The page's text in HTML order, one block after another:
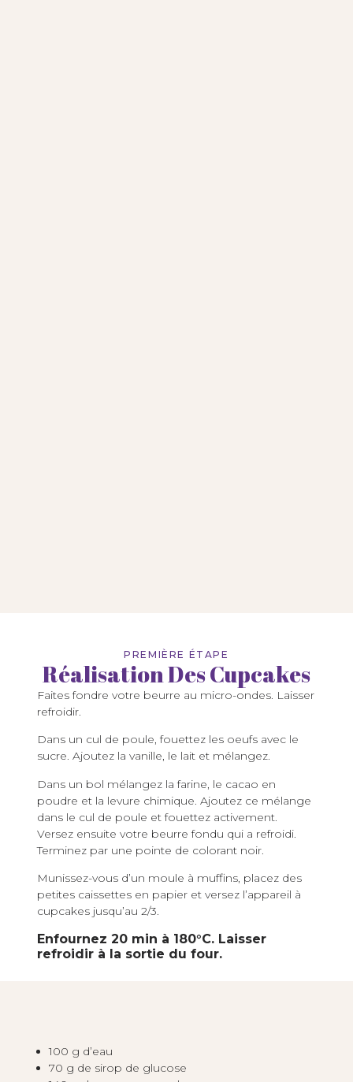
PREMIÈRE ÉTAPE
Réalisation Des Cupcakes
Faites fondre votre beurre au micro-ondes. Laisser
refroidir.
Dans un cul de poule, fouettez les oeufs avec le
sucre. Ajoutez la vanille, le lait et mélangez.
Dans un bol mélangez la farine, le cacao en
poudre et la levure chimique. Ajoutez ce mélange
dans le cul de poule et fouettez activement.
Versez ensuite votre beurre fondu qui a refroidi.
Terminez par une pointe de colorant noir.
Munissez-vous d’un moule à muffins, placez des
petites caissettes en papier et versez l’appareil à
cupcakes jusqu’au 2/3.
Enfournez 20 min à 180°C. Laisser
refroidir à la sortie du four.
100 g d’eau
70 g de sirop de glucose